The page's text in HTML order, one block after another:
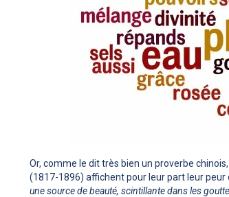
Or, comme le dit très bien un proverbe chinois,
(1817-1896) affichent pour leur part leur peur
une source de beauté, scintillante dans les